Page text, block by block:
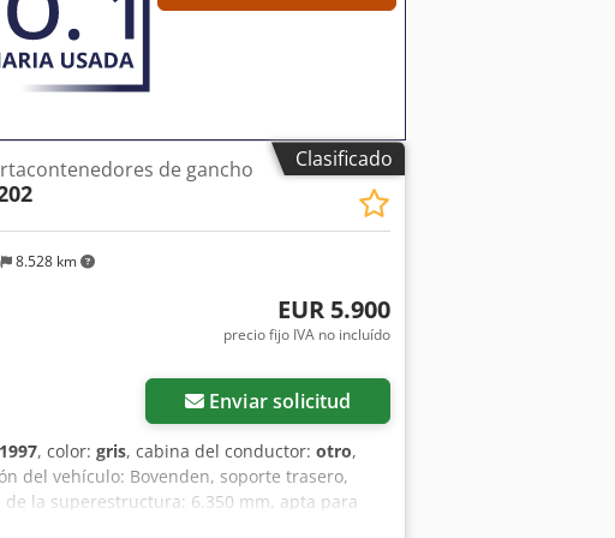
EUR, véase -8578-. ¡DATOS DE ACCESORIOS
Clasificado
8.528 km
de gancho
EUR 5.900
precio fijo IVA no incluído
Enviar solicitud
, color: gris, cabina del conductor: otro,
del vehículo: Bovenden, soporte trasero,
la superestructura: 6.350 mm, apta para
de funcionamiento, con enganche articulado y